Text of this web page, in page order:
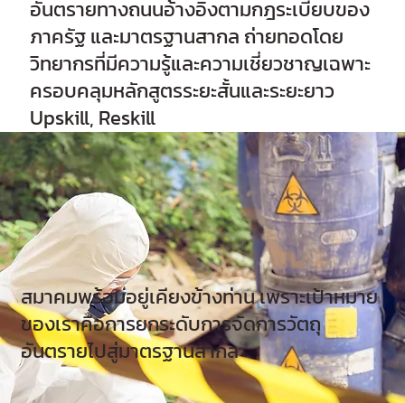
สมาคมพร้อมอยู่เคียงข้างท่าน เพราะเป้าหมาย
ของเราคือการยกระดับการจัดการวัตถุ
อันตรายไปสู่มาตรฐานสากล
อันตรายทางถนนอ้างอิงตามกฎระเบียบของ
ภาครัฐ และมาตรฐานสากล ถ่ายทอดโดย
วิทยากรที่มีความรู้และความเชี่ยวชาญเฉพาะ
ครอบคลุมหลักสูตรระยะสั้นและระยะยาว
Upskill, Reskill